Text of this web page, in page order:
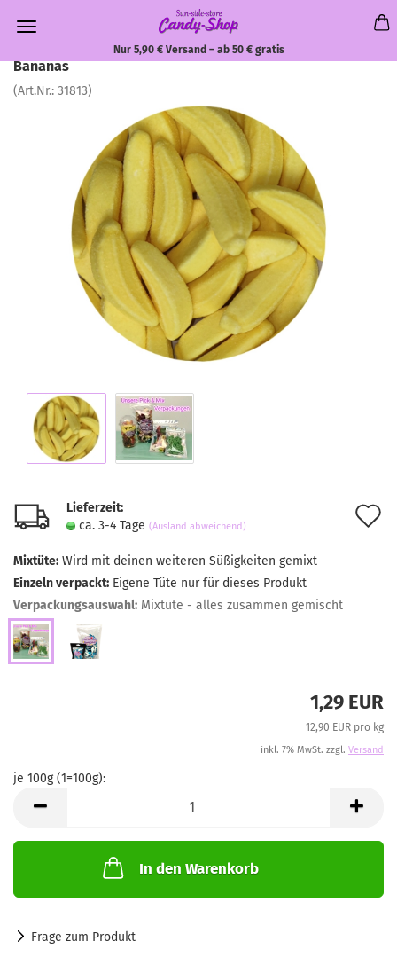
Nur 5,90 € Versand – ab 50 € gratis
Bananas
(Art.Nr.: 31813)
Lieferzeit:
ca. 3-4 Tage (Ausland abweichend)
Mixtüte: Wird mit deinen weiteren Süßigkeiten gemixt
Einzeln verpackt: Eigene Tüte nur für dieses Produkt
Verpackungsauswahl: Mixtüte - alles zusammen gemischt
1,29 EUR
12,90 EUR pro kg
inkl. 7% MwSt. zzgl. Versand
je 100g (1=100g):
100g
In den Warenkorb
Frage zum Produkt